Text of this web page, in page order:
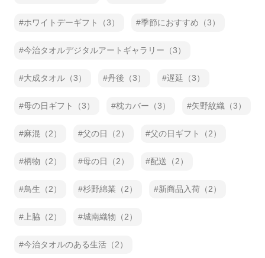
ホワイトデーギフト（3） 季節におすすめ（3）
今治タオルデジタルアートギャラリー（3）
大成タオル（3） 丹後（3） 遅延（3）
母の日ギフト（3） 枕カバー（3） 矢野紋織（3）
麻混（2） 父の日（2） 父の日ギフト（2）
柄物（2） 母の日（2） 配送（2）
鳥生（2） 杉野綿業（2） 新商品入荷（2）
上脇（2） 城南織物（2）
今治タオルのある生活（2）